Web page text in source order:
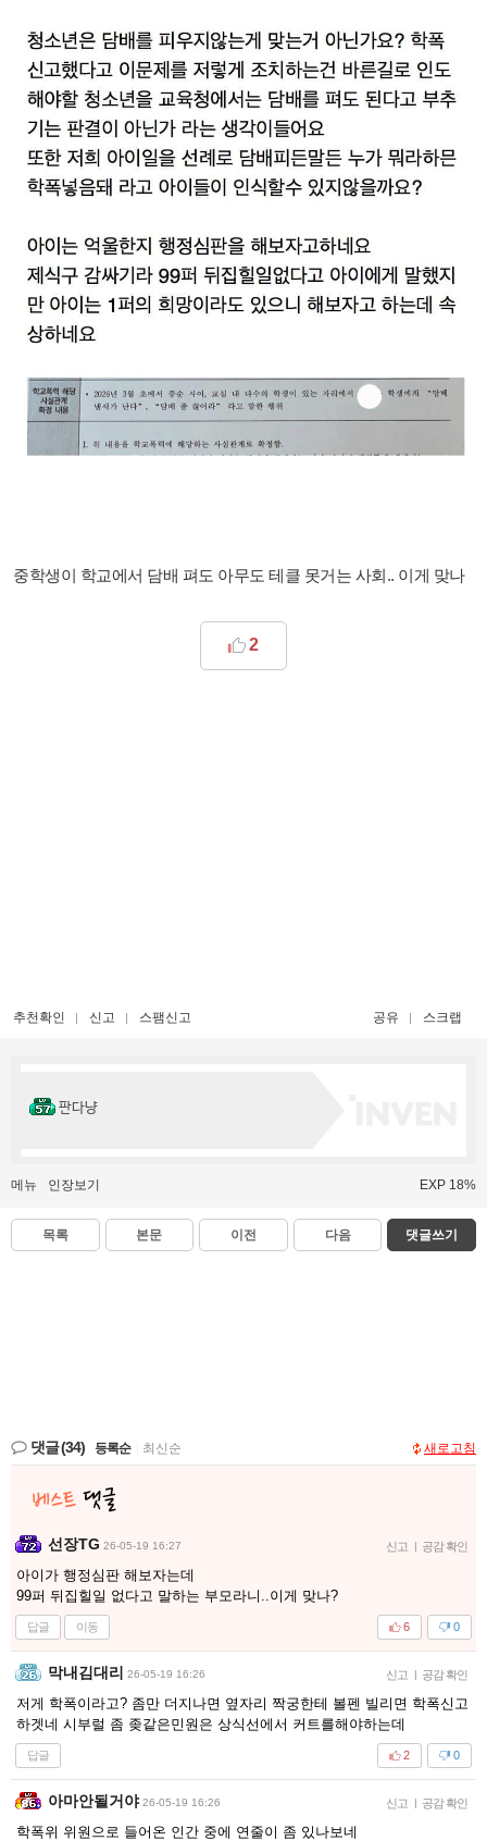
중학생이 학교에서 담배 펴도 아무도 테클 못거는 사회.. 이게 맞나
2
추천확인 신고 스팸신고 공유 스크랩
판다냥
메뉴 인장보기 EXP 18%
목록 본문 이전 다음 댓글쓰기
댓글(34) 등록순 최신순 새로고침
선장TG 26-05-19 16:27 신고 | 공감 확인
아이가 행정심판 해보자는데
99퍼 뒤집힐일 없다고 말하는 부모라니..이게 맞나?
답글 이동 0
6
막내김대리 26-05-19 16:26 신고 | 공감 확인
저게 학폭이라고? 좀만 더지나면 옆자리 짝궁한테 볼펜 빌리면 학폭신고
하겟네 시부럴 좀 좆같은민원은 상식선에서 커트를해야하는데
답글 0
2
아마안될거야 26-05-19 16:26 신고 | 공감 확인
학폭위 위원으로 들어온 인간 중에 연줄이 좀 있나보네